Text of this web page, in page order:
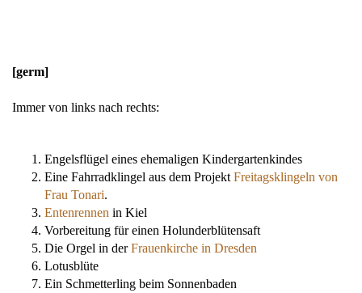
[germ]
Immer von links nach rechts:
Engelsflügel eines ehemaligen Kindergartenkindes
Eine Fahrradklingel aus dem Projekt Freitagsklingeln von
Frau Tonari.
Entenrennen in Kiel
Vorbereitung für einen Holunderblütensaft
Die Orgel in derFrauenkirche in Dresden
Lotusblüte
Ein Schmetterling beim Sonnenbaden